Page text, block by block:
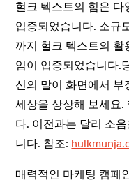
헐크 텍스트의 힘은 다
입증되었습니다. 소규
까지 헐크 텍스트의 활
임이 입증되었습니다.
신의 말이 화면에서 부
세상을 상상해 보세요.
다. 이전과는 달리 소
니다. 참조:
매력적인 마케팅 캠페